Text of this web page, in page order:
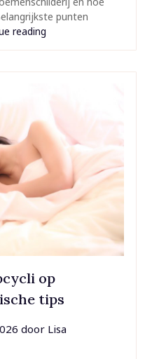
punten
reading
op
tips
door Lisa